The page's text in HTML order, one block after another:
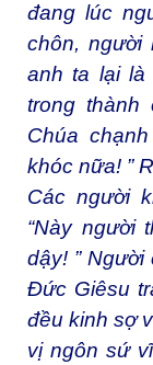
đang lúc
chôn, người
anh ta lại là
trong thành
Chúa
khóc nữa! ”
Các người
“Này người
dậy! ”
Đức Giêsu
đều kinh sợ
vị ngôn sứ